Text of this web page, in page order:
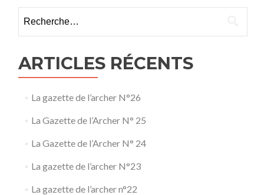
ARTICLES RÉCENTS
La gazette de l’archer N°26
La Gazette de l’Archer N° 25
La Gazette de l’Archer N° 24
La gazette de l’archer N°23
La gazette de l’archer n°22